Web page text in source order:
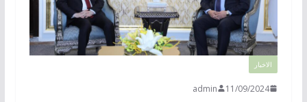
الاخبار
11/09/2024
admin